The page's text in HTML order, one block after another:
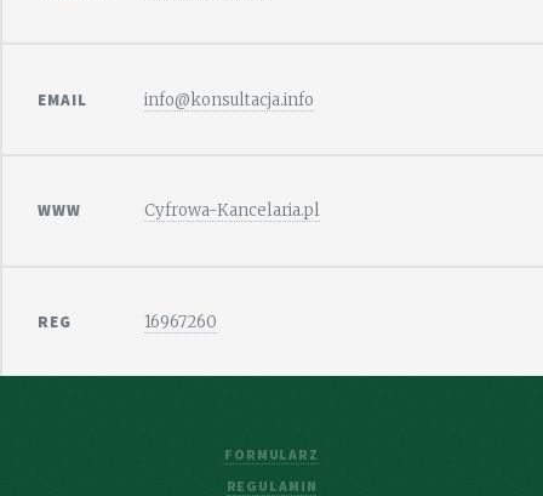
EMAIL info@konsultacja.info
WWW Cyfrowa-Kancelaria.pl
REG 16967260
FORMULARZ
REGULAMIN